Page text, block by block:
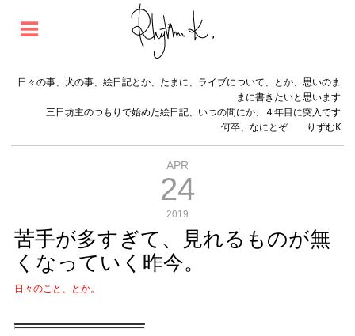
日々の事、犬の事、絵日記とか、たまに、ライブについて、とか、思いのま
まに書きたいと思います
三日坊主のつもりで始めた絵日記、いつの間にか、４年目に突入です
何卒、なにとぞ りずむK
APR
24
2019
苦手が多すぎて、見れるものが無
くなっていく昨今。
日々のこと、とか。